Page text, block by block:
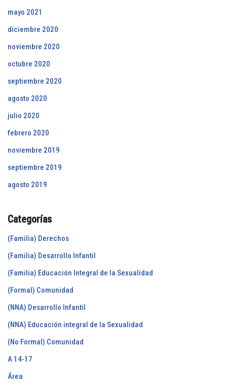
mayo 2021
diciembre 2020
noviembre 2020
octubre 2020
septiembre 2020
agosto 2020
julio 2020
febrero 2020
noviembre 2019
septiembre 2019
agosto 2019
Categorías
(Familia) Derechos
(Familia) Desarrollo Infantil
(Familia) Educación Integral de la Sexualidad
(Formal) Comunidad
(NNA) Desarrollo Infantil
(NNA) Educación integral de la Sexualidad
(No Formal) Comunidad
A 14-17
Área